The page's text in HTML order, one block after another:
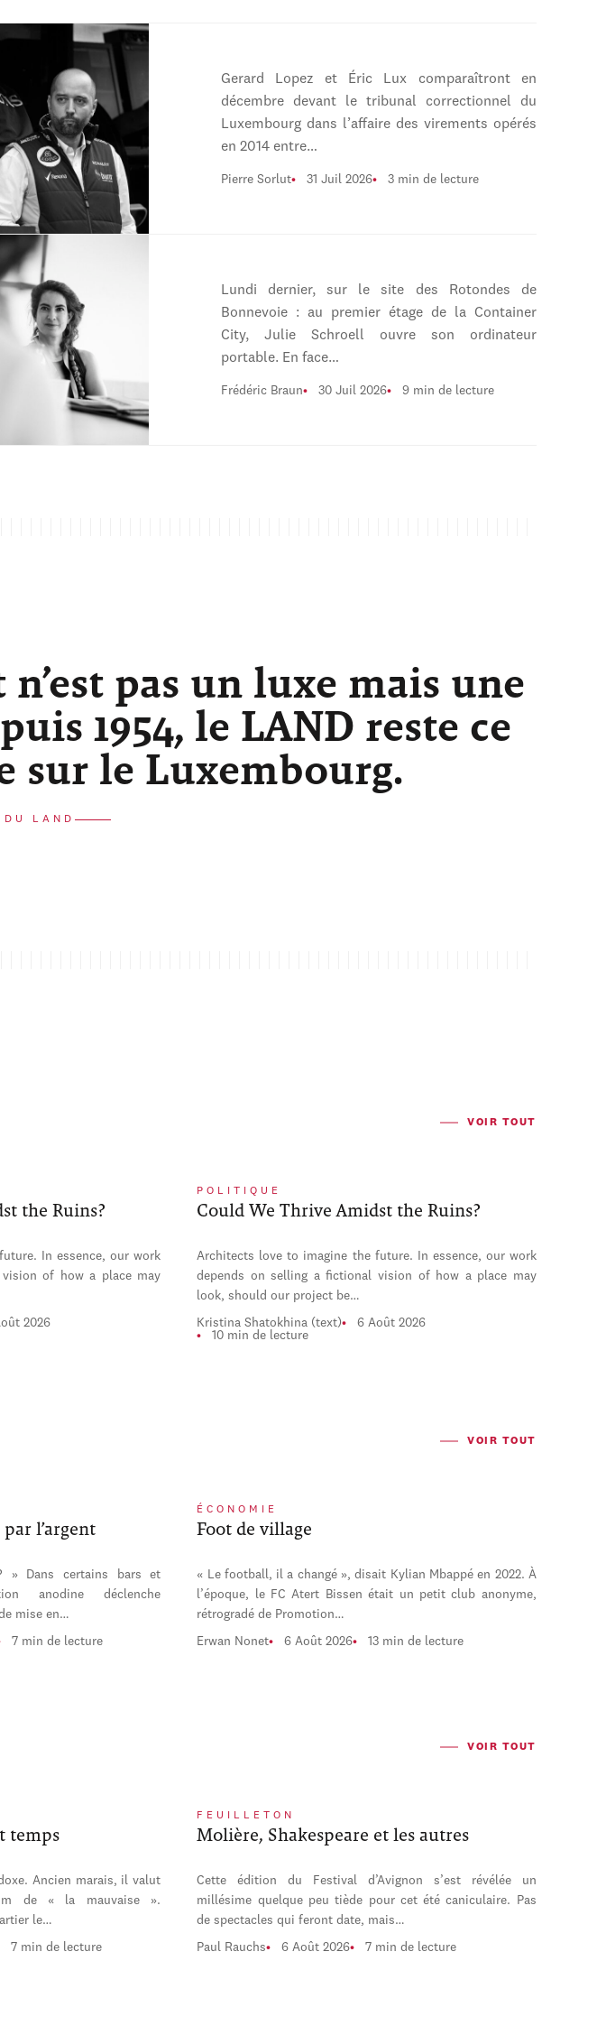
Gerard Lopez et Éric Lux comparaîtront en
décembre devant le tribunal correctionnel du
Luxembourg dans l’affaire des virements opérés
en 2014 entre…
Pierre Sorlut 31 Juil 2026 3 min de lecture
Lundi dernier, sur le site des Rotondes de
Bonnevoie : au premier étage de la Container
City, Julie Schroell ouvre son ordinateur
portable. En face…
Frédéric Braun 30 Juil 2026 9 min de lecture
pas un luxe mais une
1954, le LAND reste ce
sur le Luxembourg.
DU LAND
VOIR TOUT
the Ruins?
In essence, our work
of how a place may
2026
POLITIQUE
Could We Thrive Amidst the Ruins?
Architects love to imagine the future. In essence, our work
depends on selling a fictional vision of how a place may
look, should our project be…
Kristina Shatokhina (text)
6 Août 2026
10 min de lecture
VOIR TOUT
par l’argent
» Dans certains bars et
anodine déclenche
mise en…
7 min de lecture
ÉCONOMIE
Foot de village
« Le football, il a changé », disait Kylian Mbappé en 2022. À
l’époque, le FC Atert Bissen était un petit club anonyme,
rétrogradé de Promotion…
Erwan Nonet 6 Août 2026 13 min de lecture
VOIR TOUT
temps
Ancien marais, il valut
de « la mauvaise ».
le…
7 min de lecture
FEUILLETON
Molière, Shakespeare et les autres
Cette édition du Festival d’Avignon s’est révélée un
millésime quelque peu tiède pour cet été caniculaire. Pas
de spectacles qui feront date, mais…
Paul Rauchs 6 Août 2026 7 min de lecture